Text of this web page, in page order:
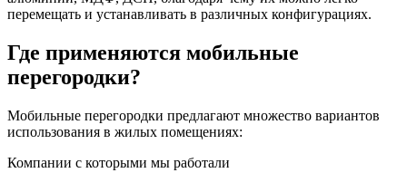
перемещать и устанавливать в различных конфигурациях.
Где применяются мобильные
перегородки?
Мобильные перегородки предлагают множество вариантов
использования в жилых помещениях:
Компании с которыми мы работали